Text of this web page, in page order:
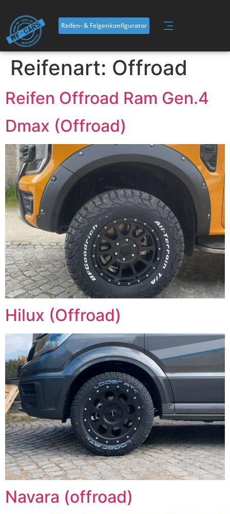
springen
Reifen- & Felgenkonfigurator
Reifenart: Offroad
Reifen Offroad Ram Gen.4
Dmax (Offroad)
Hilux (Offroad)
Navara (offroad)